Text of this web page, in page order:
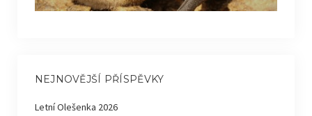
NEJNOVĚJŠÍ PŘÍSPĚVKY
Letní Olešenka 2026